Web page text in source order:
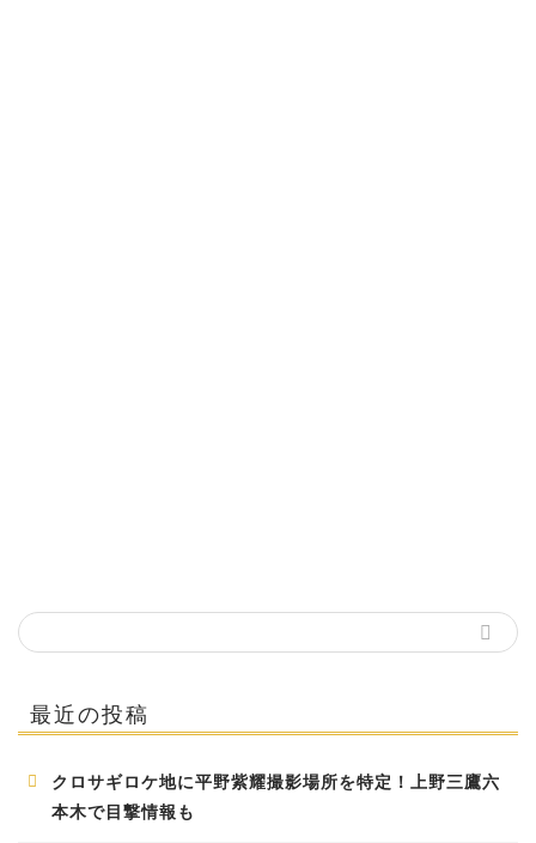
最近の投稿
クロサギロケ地に平野紫耀撮影場所を特定！上野三鷹六
本木で目撃情報も